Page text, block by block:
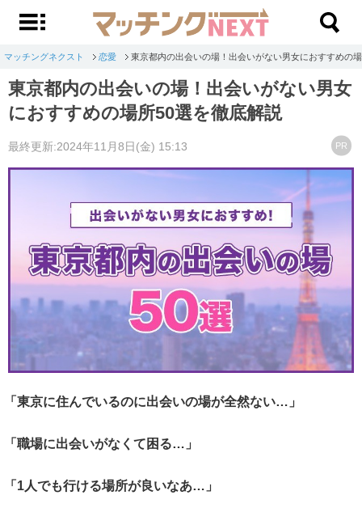
マッチングネクスト 恋愛 東京都内の出会いの場！出会いがない男女におすすめの
東京都内の出会いの場！出会いがない男女
におすすめの場所50選を徹底解説
最終更新:2024年11月8日(金) 15:13 PR
「東京に住んでいるのに出会いの場が全然ない…」
「職場に出会いがなくて困る…」
「1人でも行ける場所が良いなあ…」